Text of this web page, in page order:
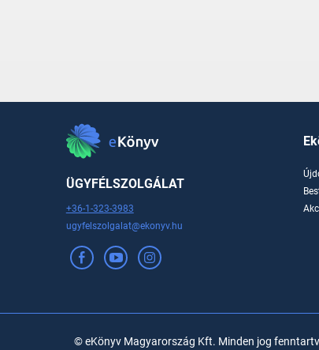
ÜGYFÉLSZOLGÁLAT
+36-1-323-3983
ugyfelszolgalat@ekonyv.hu
© eKönyv Magyarország Kft. Minden jog